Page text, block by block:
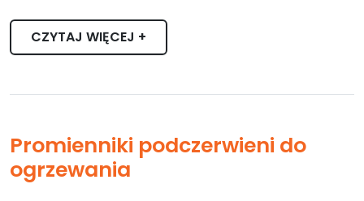
CZYTAJ WIĘCEJ +
Promienniki podczerwieni do
ogrzewania